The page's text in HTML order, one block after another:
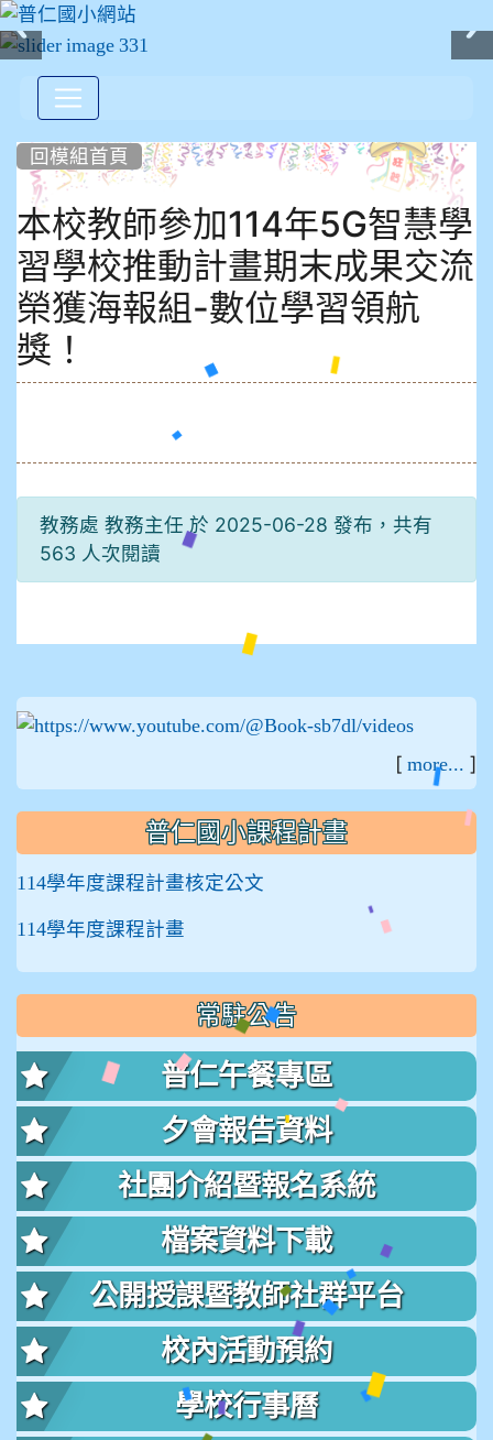
回模組首頁
本校教師參加114年5G智慧學
習學校推動計畫期末成果交流
榮獲海報組-數位學習領航
獎！
教務處 教務主任 於 2025-06-28 發布，共有
563 人次閱讀
[ more... ]
普仁國小課程計畫
114學年度課程計畫核定公文
114學年度課程計畫
常駐公告
普仁午餐專區
夕會報告資料
社團介紹暨報名系統
檔案資料下載
公開授課暨教師社群平台
校內活動預約
學校行事曆